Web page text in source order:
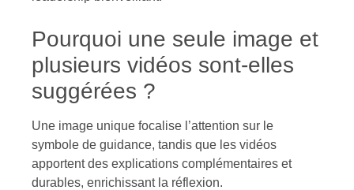
Pourquoi une seule image et
plusieurs vidéos sont-elles
suggérées ?
Une image unique focalise l’attention sur le
symbole de guidance, tandis que les vidéos
apportent des explications complémentaires et
durables, enrichissant la réflexion.